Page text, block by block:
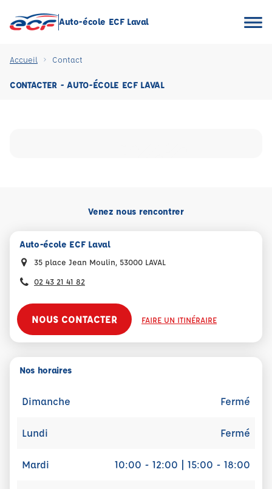
Auto-école ECF Laval
Accueil Contact
CONTACTER - AUTO-ÉCOLE ECF LAVAL
Venez nous rencontrer
Auto-école ECF Laval
35 place Jean Moulin, 53000 LAVAL
02 43 21 41 82
NOUS CONTACTER FAIRE UN ITINÉRAIRE
Nos horaires
Dimanche Fermé
Lundi Fermé
Mardi 10:00 - 12:00 | 15:00 - 18:00